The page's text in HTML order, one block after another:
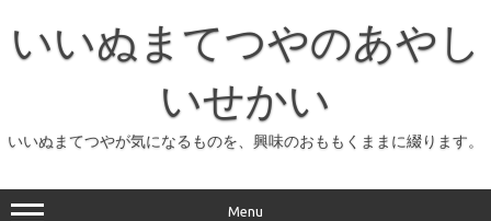
プ
いいぬまてつやのあやし
いせかい
いいぬまてつやが気になるものを、興味のおももくままに綴ります。
Menu